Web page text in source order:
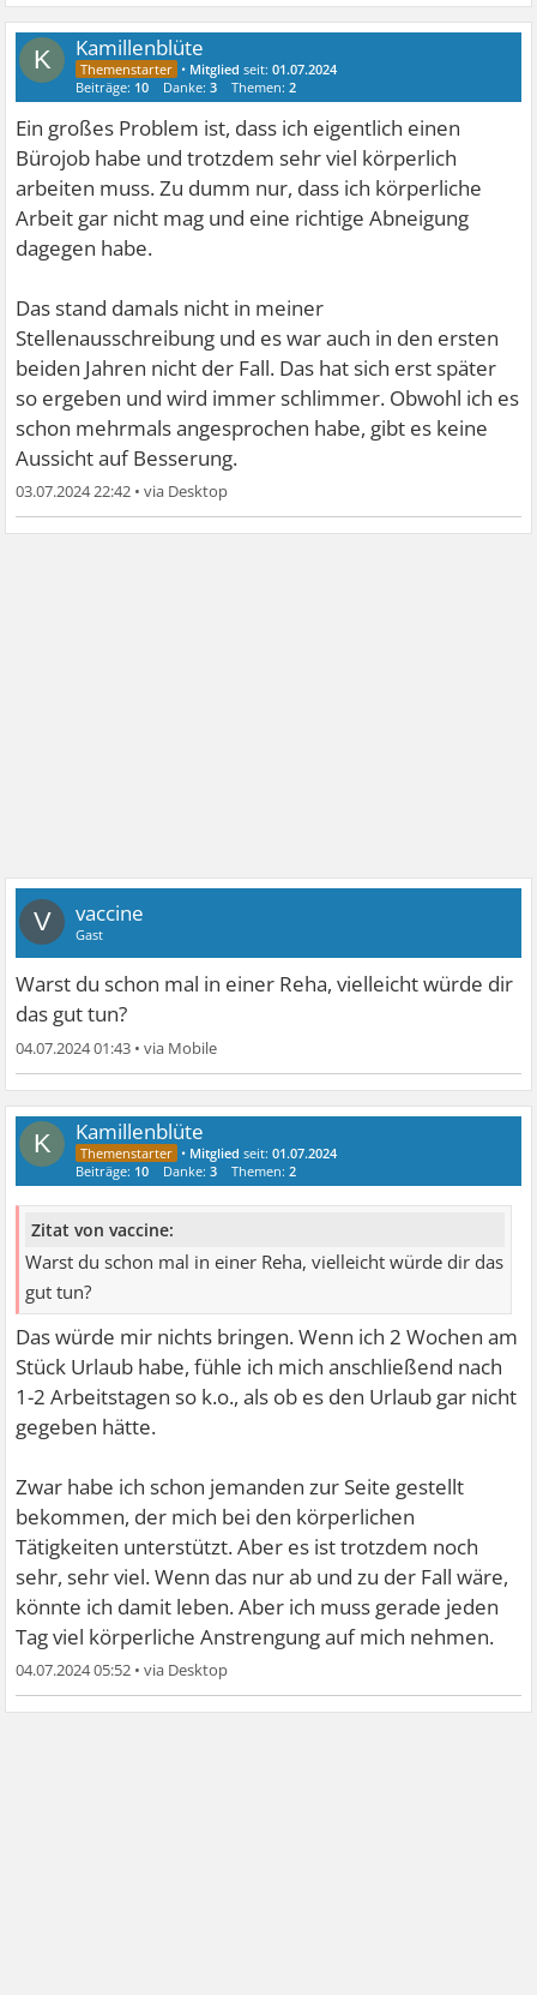
K Kamillenblüte
• Mitglied seit:01.07.2024
Beiträge: 10 Danke:3 Themen:2
Ein großes Problem ist, dass ich eigentlich einen
Bürojob habe und trotzdem sehr viel körperlich
arbeiten muss. Zu dumm nur, dass ich körperliche
Arbeit gar nicht mag und eine richtige Abneigung
dagegen habe.
Das stand damals nicht in meiner
Stellenausschreibung und es war auch in den ersten
beiden Jahren nicht der Fall. Das hat sich erst später
so ergeben und wird immer schlimmer. Obwohl ich es
schon mehrmals angesprochen habe, gibt es keine
Aussicht auf Besserung.
03.07.2024 22:42 •
V vaccine
Gast
Warst du schon mal in einer Reha, vielleicht würde dir
das gut tun?
04.07.2024 01:43 •
K Kamillenblüte
• Mitglied seit:01.07.2024
Beiträge: 10 Danke:3 Themen:2
Zitat von vaccine:
Warst du schon mal in einer Reha, vielleicht würde dir das
gut tun?
Das würde mir nichts bringen. Wenn ich 2 Wochen am
Stück Urlaub habe, fühle ich mich anschließend nach
1-2 Arbeitstagen so k.o., als ob es den Urlaub gar nicht
gegeben hätte.
Zwar habe ich schon jemanden zur Seite gestellt
bekommen, der mich bei den körperlichen
Tätigkeiten unterstützt. Aber es ist trotzdem noch
sehr, sehr viel. Wenn das nur ab und zu der Fall wäre,
könnte ich damit leben. Aber ich muss gerade jeden
Tag viel körperliche Anstrengung auf mich nehmen.
04.07.2024 05:52 •